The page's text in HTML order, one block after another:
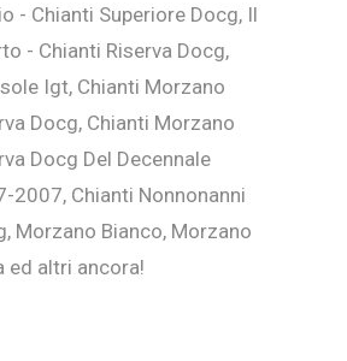
- Chianti Superiore Docg, Il
- Chianti Riserva Docg,
Igt, Chianti Morzano
Docg, Chianti Morzano
Docg Del Decennale
2007, Chianti Nonnonanni
Morzano Bianco, Morzano
ed altri ancora!